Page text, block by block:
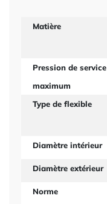
Matière
Pression de service
maximum
Type de flexible
Diamètre intérieur
Diamètre extérieur
Norme